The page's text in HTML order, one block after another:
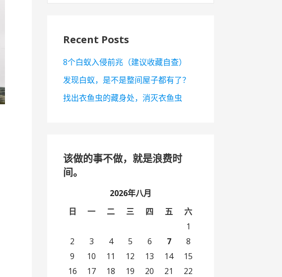
Recent Posts
8个白蚁入侵前兆（建议收藏自查）
发现白蚁，是不是整间屋子都有了？
找出衣鱼虫的藏身处，消灭衣鱼虫
该做的事不做，就是浪费时
间。
2026年八月
日
一 二 三 四 五 六
1
2
3 4 5 6 7
8
9
10 11 12 13 14
15
16
17 18 19 20 21
22